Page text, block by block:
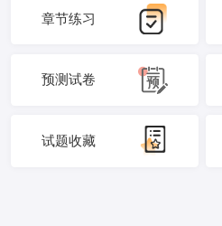
章节练习
预测试卷
试题收藏